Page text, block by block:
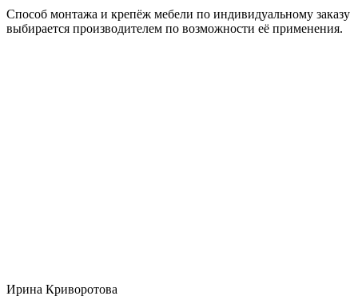
Способ монтажа и крепёж мебели по индивидуальному заказу
выбирается производителем по возможности её применения.
Ирина Криворотова